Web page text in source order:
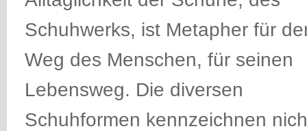
Schuhwerks, ist Metapher für
Weg des Menschen, für seinen
Lebensweg. Die diversen
Schuhformen kennzeichnen